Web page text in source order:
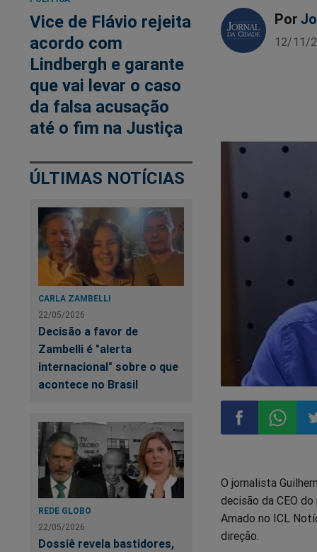
Vice de Flávio rejeita
acordo com
Lindbergh e garante
que vai levar o caso
da falsa acusação
até o fim na Justiça
ÚLTIMAS NOTÍCIAS
CARLA ZAMBELLI
22/05/2026
Decisão a favor de
Zambelli é "alerta
internacional" sobre o que
acontece no Brasil
REDE GLOBO
22/05/2026
Dossiê revela bastidores,
Por
12/11/
no
Facebook
no
O jornalista
decisão da CEO
Amado no ICL
direção.